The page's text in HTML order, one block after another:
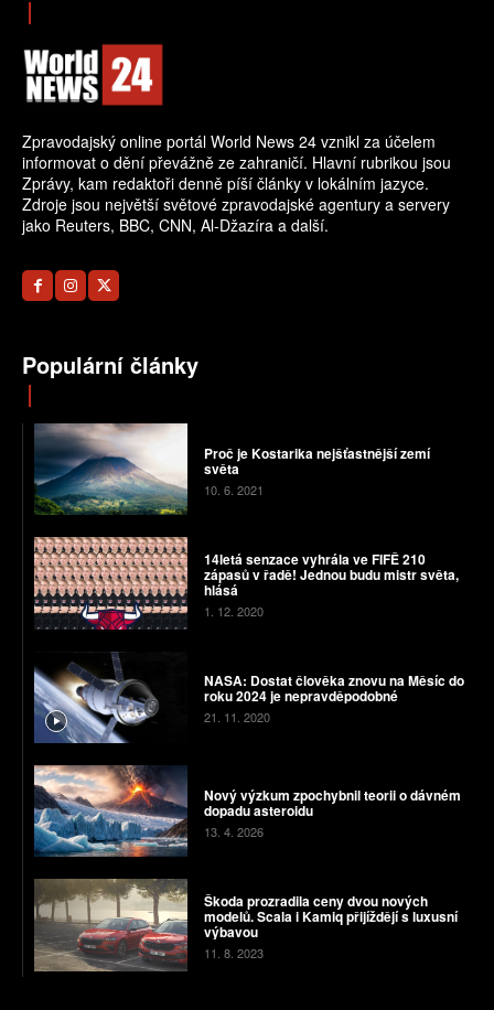
Zpravodajský online portál World News 24 vznikl za účelem
informovat o dění převážně ze zahraničí. Hlavní rubrikou jsou
Zprávy, kam redaktoři denně píší články v lokálním jazyce.
Zdroje jsou největší světové zpravodajské agentury a servery
jako Reuters, BBC, CNN, Al-Džazíra a další.
Populární články
Proč je Kostarika nejšťastnější zemí
světa
10. 6. 2021
14letá senzace vyhrála ve FIFĚ 210
zápasů v řadě! Jednou budu mistr světa,
hlásá
1. 12. 2020
NASA: Dostat člověka znovu na Měsíc do
roku 2024 je nepravděpodobné
21. 11. 2020
Nový výzkum zpochybnil teorii o dávném
dopadu asteroidu
13. 4. 2026
Škoda prozradila ceny dvou nových
modelů. Scala i Kamiq přijíždějí s luxusní
výbavou
11. 8. 2023